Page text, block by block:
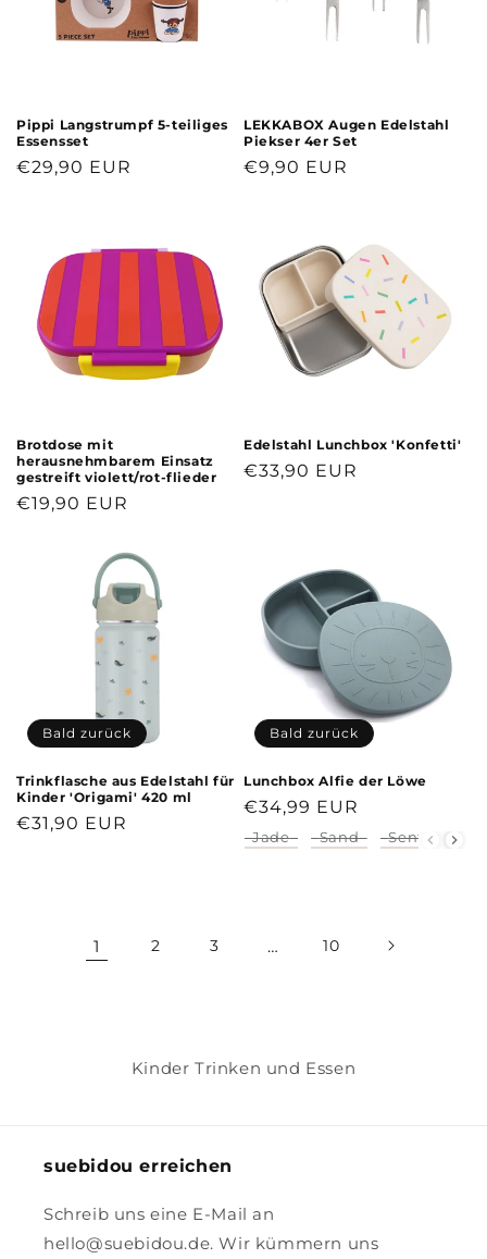
Pippi Langstrumpf 5-teiliges
Essensset
Normaler
€29,90 EUR
LEKKABOX Augen Edelstahl
Piekser 4er Set
Normaler
€9,90 EUR
Brotdose mit
herausnehmbarem Einsatz
gestreift violett/rot-flieder
Normaler
€19,90 EUR
Edelstahl Lunchbox 'Konfetti'
Normaler
€33,90 EUR
Bald zurück
Trinkflasche aus Edelstahl für
Kinder 'Origami' 420 ml
Normaler
€31,90 EUR
Bald zurück
Lunchbox Alfie der Löwe
Normaler
Preis
€34,99 EUR
Farbe
Jade Sand Senf
1 2 3 … 10
Kinder Trinken und Essen
suebidou erreichen
Schreib uns eine E-Mail an
hello@suebidou.de. Wir kümmern uns